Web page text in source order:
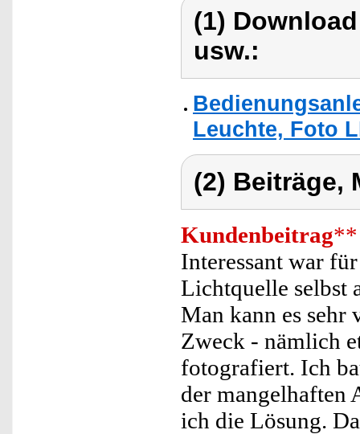
(1)
usw.:
Leuchte, Foto
(2) Beiträge,
Kundenbeitrag**
Interessant war
Lichtquelle selbst
Man kann es sehr
Zweck - nämlich
fotografiert. Ich
der mangelhaften
ich die Lösung.